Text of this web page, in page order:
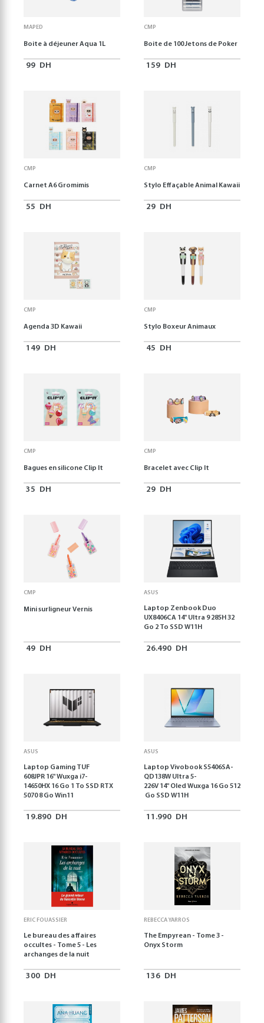
MAPED
Boite à déjeuner Aqua 1L
99 DH
CMP
Boite de 100 Jetons de Poker
159 DH
CMP
Carnet A6 Gromimis
55 DH
CMP
Stylo Effaçable Animal Kawaii
29 DH
CMP
Agenda 3D Kawaii
149 DH
CMP
Stylo Boxeur Animaux
45 DH
CMP
Bagues en silicone Clip It
35 DH
CMP
Bracelet avec Clip It
29 DH
CMP
Mini surligneur Vernis
49 DH
ASUS
Laptop Zenbook Duo
UX8406CA 14'' Ultra 9 285H 32
Go 2 To SSD W11H
26.490 DH
ASUS
Laptop Gaming TUF
608JPR 16'' Wuxga i7-
14650HX 16 Go 1 To SSD RTX
5070 8 Go Win11
19.890 DH
ASUS
Laptop Vivobook S5406SA-
QD138W Ultra 5-
226V 14" Oled Wuxga 16 Go 512
Go SSD W11H
11.990 DH
ERIC FOUASSIER
Le bureau des affaires
occultes - Tome 5 - Les
archanges de la nuit
300 DH
REBECCA YARROS
The Empyrean - Tome 3 -
Onyx Storm
136 DH